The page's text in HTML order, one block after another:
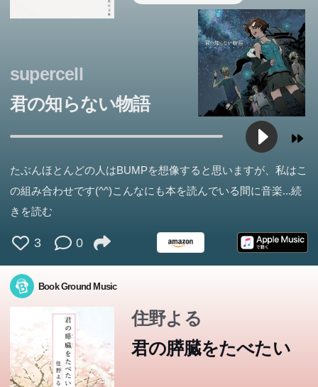
supercell
君の知らない物語
たぶんほとんどの人はBUMPを想像すると思いますが、私はこ
の組み合わせです(^^)こんなにも本を読んでいる間に音楽...続
きを読む
3 0
Book Ground Music
住野よる
君の膵臓をたべたい